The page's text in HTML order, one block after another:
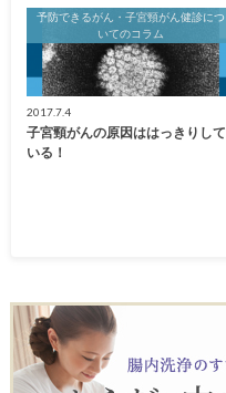
予防できるがん・子宮頸がん健診につ
いてのコラム
2017.7.4
子宮頸がんの原因ははっきりして
いる！